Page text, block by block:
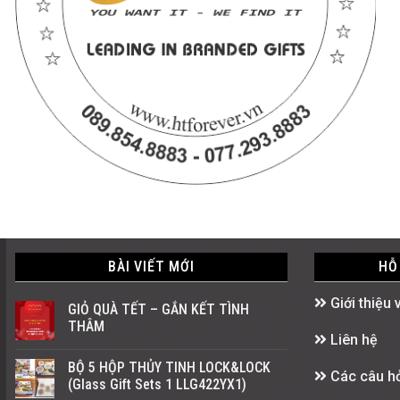
BÀI VIẾT MỚI
GIỎ QUÀ TẾT – GẮN KẾT TÌNH
THÂM
BỘ 5 HỘP THỦY TINH LOCK&LOCK
(Glass Gift Sets 1 LLG422YX1)
Giới thiệu
Liên hệ
Các câu